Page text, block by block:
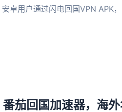
卓用户通过闪电回国VPN APK
茄回国加速器，海